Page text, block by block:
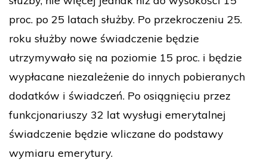
proc. po 25 latach służby. Po przekroczeniu 25.
roku służby nowe świadczenie będzie
utrzymywało się na poziomie 15 proc. i będzie
wypłacane niezależenie do innych pobieranych
dodatków i świadczeń. Po osiągnięciu przez
funkcjonariuszy 32 lat wysługi emerytalnej
świadczenie będzie wliczane do podstawy
wymiaru emerytury.